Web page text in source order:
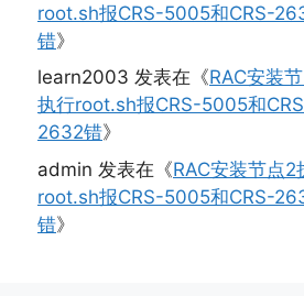
root.sh报CRS-5005和CRS-
错》
learn2003 发表在《RAC安装
执行root.sh报CRS-5005和
2632错》
admin 发表在《RAC安装节点2
root.sh报CRS-5005和CRS-
错》